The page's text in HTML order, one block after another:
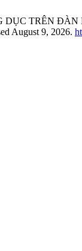
DỤC TRÊN
August 9, 2026.